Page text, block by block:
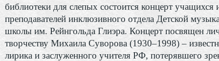
библиотеки для слепых состоится концерт учащихся
преподавателей инклюзивного отдела Детской
школы им. Рейнгольда Глиэра. Концерт посвящен
творчеству Михаила Суворова (1930–1998) –
лирика и заслуженного учителя РФ, потерявшего